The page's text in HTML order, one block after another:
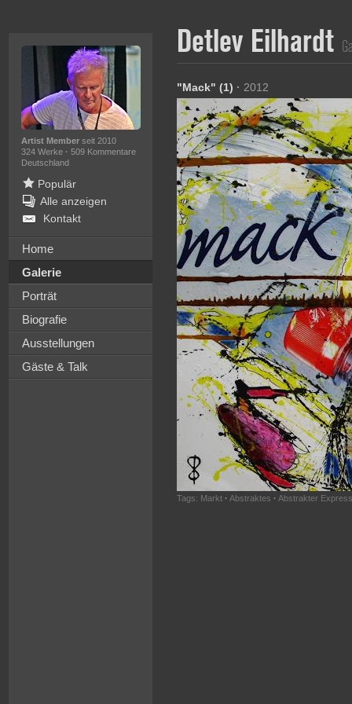
Artist Memberseit 2010
324 Werke · 509 Kommentare
Deutschland
Populär
Alle anzeigen
Kontakt
Home
Galerie
Porträt
Biografie
Ausstellungen
Gäste & Talk
Detlev Eilhardt
"Mack" (1) · 2012
Tags: Markt · Abstraktes · Abstrakter